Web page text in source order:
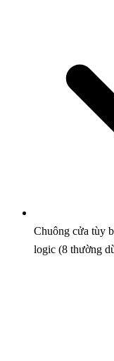
Chuông cửa tùy
logic (8 thường